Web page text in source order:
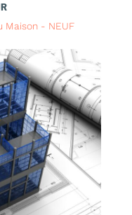
Maison - NEUF